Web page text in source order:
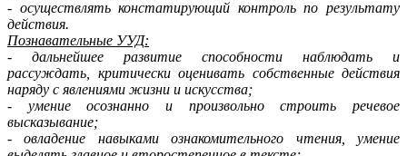
- осуществлять констатирующий контроль по результату
действия.
Познавательные УУД:
- дальнейшее развитие способности наблюдать и
рассуждать, критически оценивать собственные действия
наряду с явлениями жизни и искусства;
- умение осознанно и произвольно строить речевое
высказывание;
- овладение навыками ознакомительного чтения, умение